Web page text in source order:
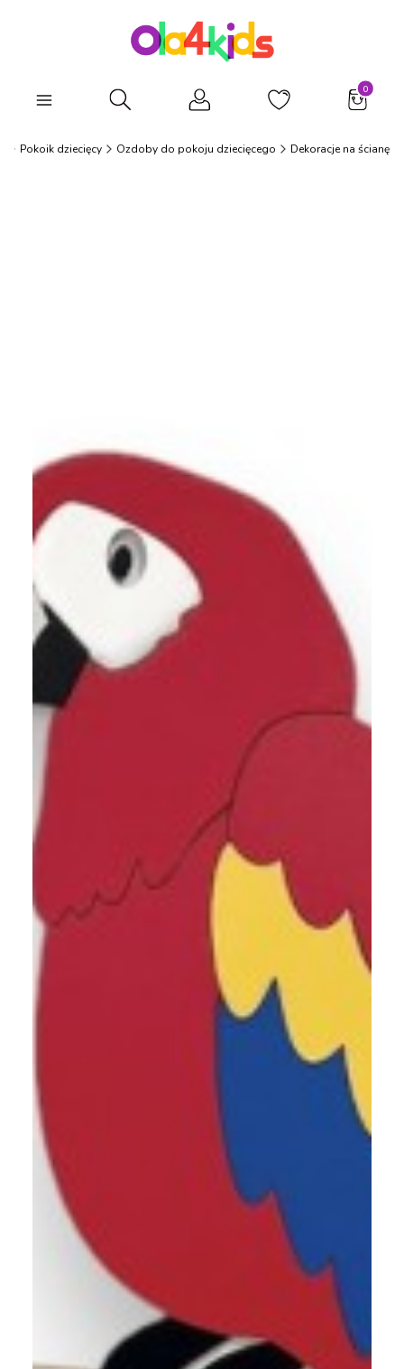
Otwórz wyszukiwarkę
Pokoik dziecięcy Ozdoby do pokoju dziecięcego Dekoracje na ścianę